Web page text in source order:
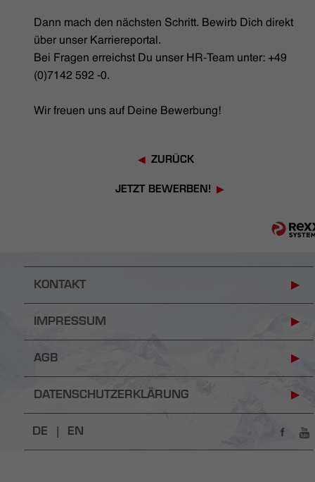
Dann mach den nächsten Schritt. Bewirb Dich direkt
über unser Karriereportal.
Bei Fragen erreichst Du unser HR-Team unter: +49
(0)7142 592 -0.
Wir freuen uns auf Deine Bewerbung!
ZURÜCK
JETZT BEWERBEN!
KONTAKT
IMPRESSUM
AGB
DATENSCHUTZERKLÄRUNG
DE | EN